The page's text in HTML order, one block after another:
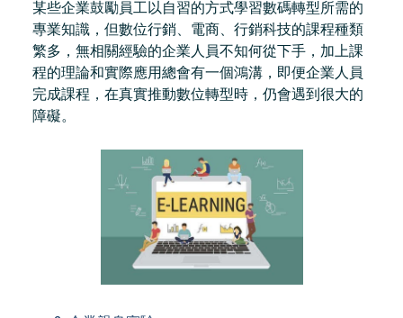
某些企業鼓勵員工以自習的方式學習數碼轉型所需的
專業知識，但數位行銷、電商、行銷科技的課程種類
繁多，無相關經驗的企業人員不知何從下手，加上課
程的理論和實際應用總會有一個鴻溝，即便企業人員
完成課程，在真實推動數位轉型時，仍會遇到很大的
障礙。